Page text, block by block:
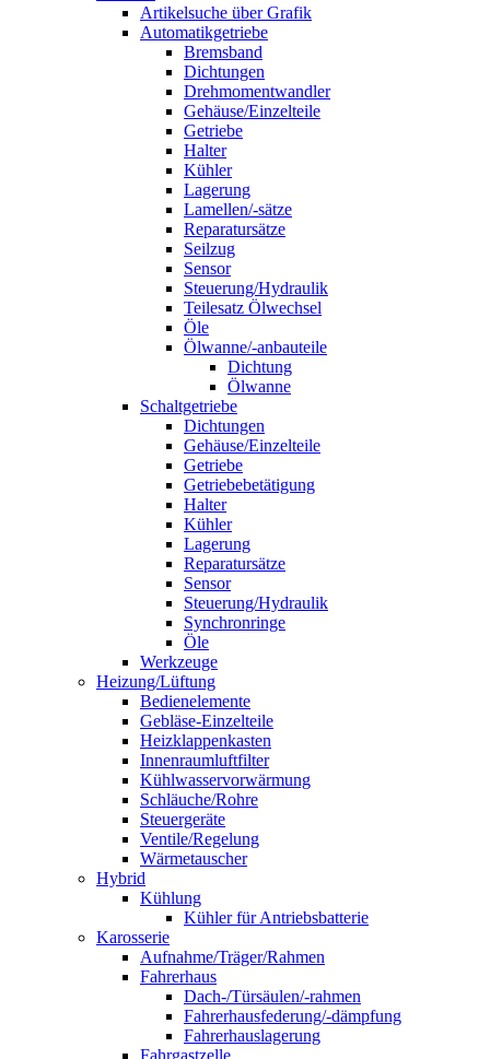
Artikelsuche über Grafik
Automatikgetriebe
Bremsband
Dichtungen
Drehmomentwandler
Gehäuse/Einzelteile
Getriebe
Halter
Kühler
Lagerung
Lamellen/-sätze
Reparatursätze
Seilzug
Sensor
Steuerung/Hydraulik
Teilesatz Ölwechsel
Öle
Ölwanne/-anbauteile
Dichtung
Ölwanne
Schaltgetriebe
Dichtungen
Gehäuse/Einzelteile
Getriebe
Getriebebetätigung
Halter
Kühler
Lagerung
Reparatursätze
Sensor
Steuerung/Hydraulik
Synchronringe
Öle
Werkzeuge
Heizung/Lüftung
Bedienelemente
Gebläse-Einzelteile
Heizklappenkasten
Innenraumluftfilter
Kühlwasservorwärmung
Schläuche/Rohre
Steuergeräte
Ventile/Regelung
Wärmetauscher
Hybrid
Kühlung
Kühler für Antriebsbatterie
Karosserie
Aufnahme/Träger/Rahmen
Fahrerhaus
Dach-/Türsäulen/-rahmen
Fahrerhausfederung/-dämpfung
Fahrerhauslagerung
Fahrgastzelle